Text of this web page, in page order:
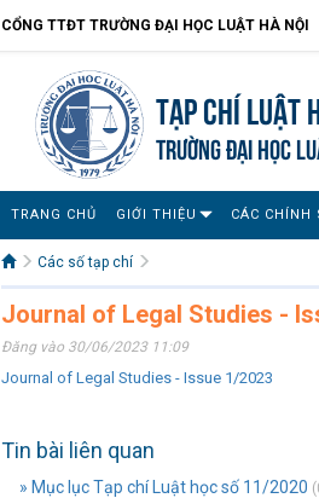
CỔNG TTĐT TRƯỜNG ĐẠI HỌC LUẬT HÀ NỘI
Tạp chí Luật
TRƯỜNG ĐẠI HỌC
TRANG CHỦ GIỚI THIỆU CÁC CHÍNH
Các số tạp chí
Journal of Legal Studies -
Đăng vào 30/06/2023 11:09
Journal of Legal Studies - Issue 1/2023
Tin bài liên quan
» Mục lục Tạp chí Luật học số 11/2020